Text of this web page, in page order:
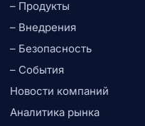
– Продукты
– Внедрения
– Безопасность
– События
Новости компаний
Аналитика рынка